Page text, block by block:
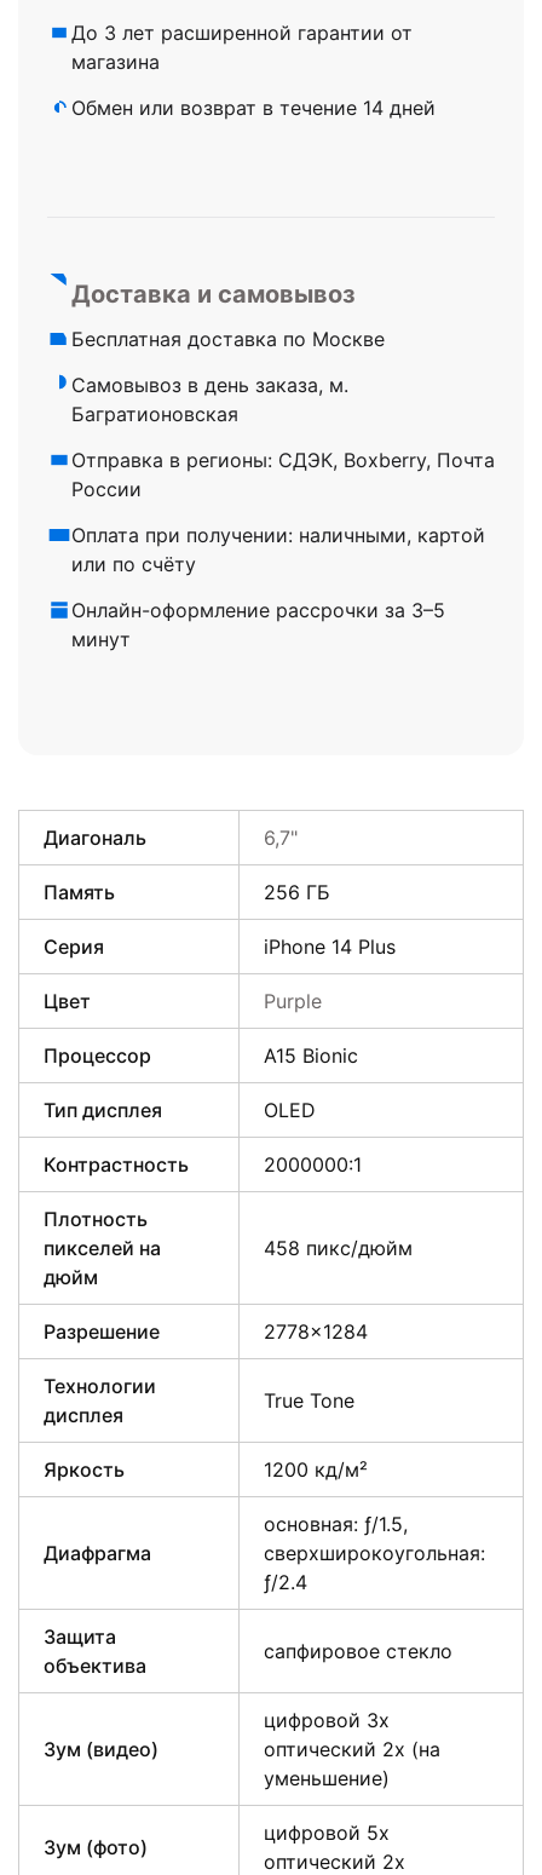
До 3 лет расширенной гарантии от
магазина
Обмен или возврат в течение 14 дней
Доставка и самовывоз
Бесплатная доставка по Москве
Самовывоз в день заказа, м.
Багратионовская
Отправка в регионы: СДЭК, Boxberry, Почта
России
Оплата при получении: наличными, картой
или по счёту
Онлайн-оформление рассрочки за 3–5
минут
Диагональ 6,7"
Память 256 ГБ
Серия iPhone 14 Plus
Цвет Purple
Процессор A15 Bionic
Тип дисплея OLED
Контрастность 2000000:1
Плотность
пикселей на
дюйм
458 пикс/дюйм
Разрешение 2778×1284
Технологии
дисплея
True Tone
Яркость 1200 кд/м²
Диафрагма
основная: ƒ/1.5,
сверхшироко­угольная:
ƒ/2.4
Защита
объектива
сапфировое стекло
Зум (видео)
цифровой 3х
оптический 2x (на
уменьшение)
Зум (фото)
цифровой 5x
оптический 2x